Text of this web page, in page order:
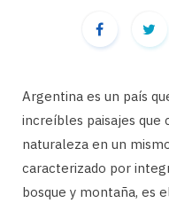
Argentina es un país
increíbles paisajes
naturaleza en un
caracterizado por
bosque y montaña, es